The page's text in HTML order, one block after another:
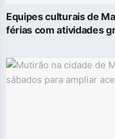
Equipes culturais de
férias com atividades